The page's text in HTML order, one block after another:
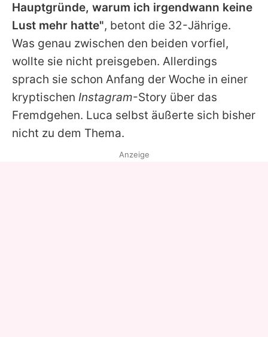
Hauptgründe, warum ich irgendwann keine
Lust mehr hatte", betont die 32-Jährige.
Was genau zwischen den beiden vorfiel,
wollte sie nicht preisgeben. Allerdings
sprach sie schon Anfang der Woche in einer
kryptischen Instagram-Story über das
Fremdgehen. Luca selbst äußerte sich bisher
nicht zu dem Thema.
Anzeige